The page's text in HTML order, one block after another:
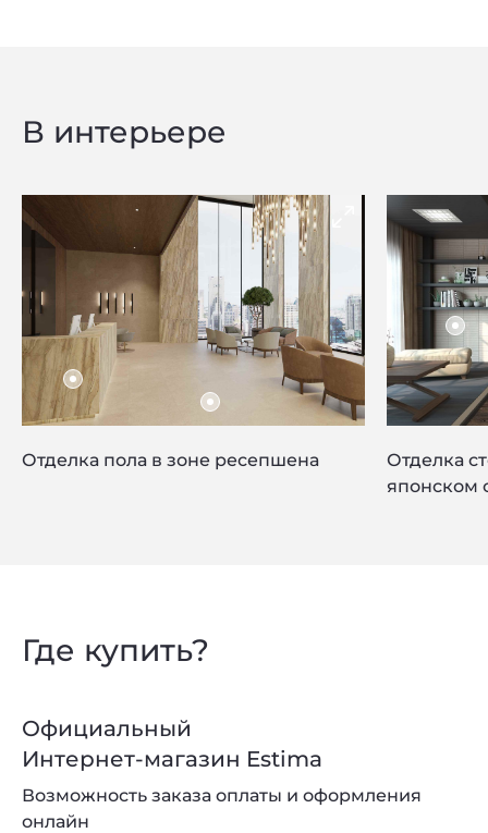
В интерьере
Отделка пола в зоне ресепшена
Отделка
японском
Где купить?
Официальный
Интернет-магазин Estima
Возможность заказа оплаты и оформления
онлайн